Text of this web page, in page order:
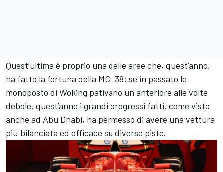
Quest’ultima è proprio una delle aree che, quest’anno,
ha fatto la fortuna della MCL38: se in passato le
monoposto di Woking pativano un anteriore alle volte
debole, quest’anno i grandi progressi fatti, come visto
anche ad Abu Dhabi, ha permesso di avere una vettura
più bilanciata ed efficace su diverse piste.